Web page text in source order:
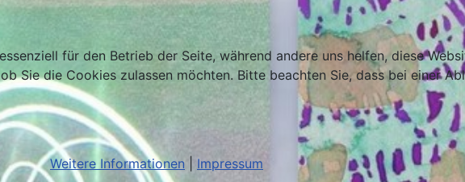
für den Betrieb der Seite, während andere uns helfen, diese
Sie die Cookies zulassen möchten. Bitte beachten Sie, dass bei einer
Weitere Informationen
Impressum